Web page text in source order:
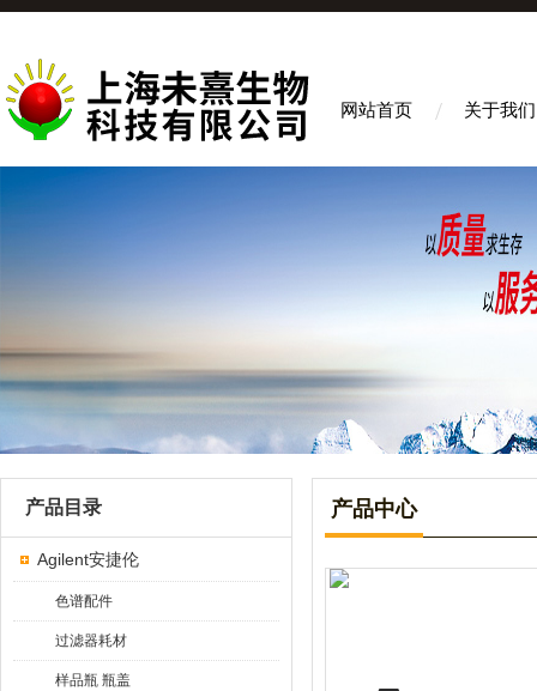
网站首页 关于我们
产品目录
Agilent安捷伦
色谱配件
过滤器耗材
样品瓶 瓶盖
产品中心